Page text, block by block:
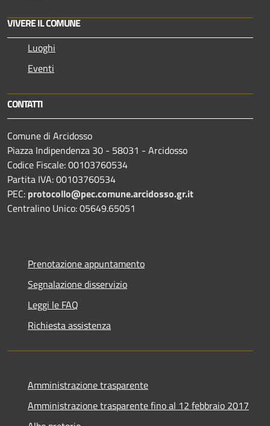
VIVERE IL COMUNE
Luoghi
Eventi
CONTATTI
Comune di Arcidosso
Piazza Indipendenza 30 - 58031 - Arcidosso
Codice Fiscale: 00103760534
Partita IVA: 00103760534
PEC: protocollo@pec.comune.arcidosso.gr.it
Centralino Unico: 05649.65051
Prenotazione appuntamento
Segnalazione disservizio
Leggi le FAQ
Richiesta assistenza
Amministrazione trasparente
Amministrazione trasparente fino al 12 febbraio 2017